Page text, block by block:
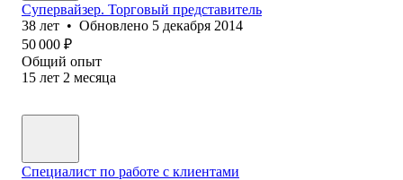
Супервайзер. Торговый представитель
38 лет • Обновлено 5 декабря 2014
50 000 ₽
Общий опыт
15 лет 2 месяца
Специалист по работе с клиентами